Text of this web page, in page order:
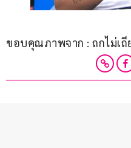
ขอบคุณภาพจาก : ถกไม่เถี